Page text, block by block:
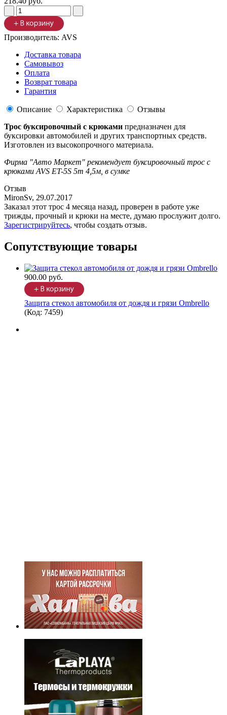
Производитель: AVS
Доставка товара
Самовывоз
Оплата
Возврат товара
Гарантия
Описание Характеристика
Отзывы
Трос буксировочный с крюками предназначен для
буксировки автомобилей и других транспортных средств.
Изготовлен из высокопрочного материала.
Фирма "Авто Маркет" рекомендует буксировочный трос с
крюками AVS ET-5S 5т 4,5м, в сумке
Отзыв
MironSv, 29.07.2017
Заказал этот трос 4 месяца назад, проверен в работе уже
трижды, прочный и крюки на месте, думаю прослужит долго.
Зарегистрируйтесь, чтобы создать отзыв.
Сопутствующие товары
900.00 руб.
Защита стекол автомобиля от дождя и грязи Ombrello
(Код: 7459)